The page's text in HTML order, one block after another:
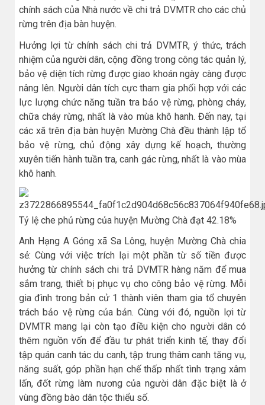
chính sách của Nhà nước về chi trả DVMTR cho các chủ
rừng trên địa bàn huyện.
Hưởng lợi từ chính sách chi trả DVMTR, ý thức, trách
nhiệm của người dân, cộng đồng trong công tác quản lý,
bảo vệ diện tích rừng được giao khoán ngày càng được
nâng lên. Người dân tích cực tham gia phối hợp với các
lực lượng chức năng tuần tra bảo vệ rừng, phòng cháy,
chữa cháy rừng, nhất là vào mùa khô hanh. Đến nay, tại
các xã trên địa bàn huyện Mường Chà đều thành lập tổ
bảo vệ rừng, chủ động xây dựng kế hoạch, thường
xuyên tiến hành tuần tra, canh gác rừng, nhất là vào mùa
khô hanh.
Tỷ lệ che phủ rừng của huyện Mường Chà đạt 42.18%
Anh Hạng A Góng xã Sa Lông, huyện Mường Chà chia
sẻ: Cùng với việc trích lại một phần từ số tiền được
hưởng từ chính sách chi trả DVMTR hàng năm để mua
sắm trang, thiết bị phục vụ cho công bảo vệ rừng. Mỗi
gia đình trong bản cử 1 thành viên tham gia tổ chuyên
trách bảo vệ rừng của bản. Cùng với đó, nguồn lợi từ
DVMTR mang lại còn tạo điều kiện cho người dân có
thêm nguồn vốn để đầu tư phát triển kinh tế, thay đổi
tập quán canh tác du canh, tập trung thâm canh tăng vụ,
năng suất, góp phần hạn chế thấp nhất tình trạng xâm
lấn, đốt rừng làm nương của người dân đặc biệt là ở
vùng đồng bào dân tộc thiểu số.